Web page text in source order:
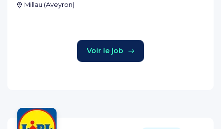
Millau (Aveyron)
Voir le job